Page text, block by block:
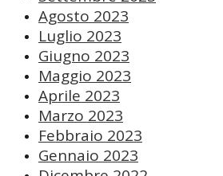
Agosto 2023
Luglio 2023
Giugno 2023
Maggio 2023
Aprile 2023
Marzo 2023
Febbraio 2023
Gennaio 2023